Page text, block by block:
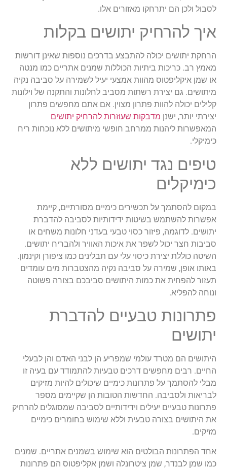
לסבול ולכן הם יתרחקו מאזורים אלו.
איך להרחיק יתושים בקלות
הרחקת יתושים יכולה להתבצע בדרכים נוספות שאינן דורשות
מאמץ רב. כריכות ביתיות הכוללות שמנים אתריים כמו מנטה
או שמן איקליפטוס מהוות אמצעי יעיל לשמירה על סביבה נקיה
מיתושים. גם יצירת רשתות מסביב לחלונות והתקנה של וילונות
קלילים יכולה להוות פתרון מצוין. אם אתם מחפשים פתרון
יצירתי יותר, ישנן מדבקות שעוזרות להרחיק יתושים
המאפשרות ליהנות ממרחב חופשי מיתושים ללא נוכחות ריח
כימיקלי.
טיפים נגד יתושים ללא
כימיקלים
במקום להסתמך על תכשירים כימיים מסורתיים, קיימת
אפשרות להשתמש בשיטות ידידותיות לסביבה להדברת
יתושים. לדוגמה, פיזור כסוי טבעי בעדני חלונות משחים או
סביבות חצר יכול לשפר את איכות האוויר ולהבריח יתושים.
השיטה כוללת יצירת כיסוי עלי עם תבלינים כמו ציפורן וקינמון.
באותו אופן, שמירה על סביבה נקיה מהצטברות מים עומדים
תעזור להפחית את כמות היתושים סביבכם בצורה פשוטה
ונוחה להפליא.
פתרונות טבעיים להדברת
יתושים
היתושים הם מטרד עולמי שמפריע הן לבני האדם והן לבעלי
החיים. רבים מחפשים דרכים טבעיות להתמודד עם בעיה זו
מבלי להסתמך על פתרונות כימיים שיכולים להיות מזיקים
לבריאות ולסביבה. החדשות הטובות הן שקיימים מספר
פתרונות טבעיים יעילים וידידותיים לסביבה שמסוגלים להרחיק
את היתושים בצורה טבעית וללא שימוש בחומרים כימיים
מזיקים.
אחד הפתרונות הבולטים הוא שימוש בשמנים אתריים. שמנים
כמו שמן לבנדר, שמן ציטרונלה ושמן אקליפטוס הם פתרונות